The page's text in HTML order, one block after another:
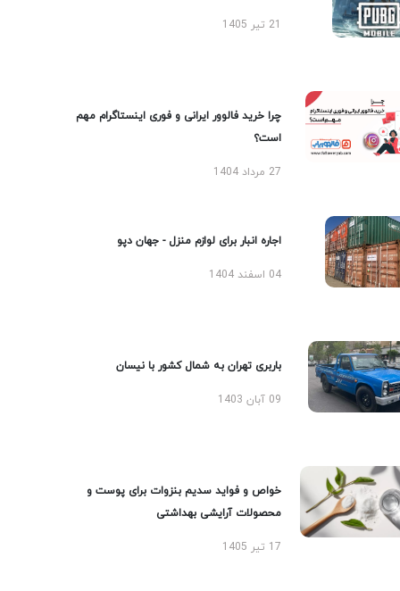
چرا خرید فالوور ایرانی و فوری اینستاگرام مهم
است؟
27 مرداد 1404
اجاره انبار برای لوازم منزل - جهان دپو
04 اسفند 1404
باربری تهران به شمال کشور با نیسان
09 آبان 1403
خواص و فواید سدیم بنزوات برای پوست و
محصولات آرایشی بهداشتی
17 تیر 1405